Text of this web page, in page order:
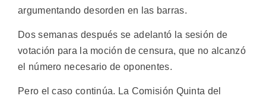
argumentando desorden en las barras.
Dos semanas después se adelantó la sesión de
votación para la moción de censura, que no alcanzó
el número necesario de oponentes.
Pero el caso continúa. La Comisión Quinta del